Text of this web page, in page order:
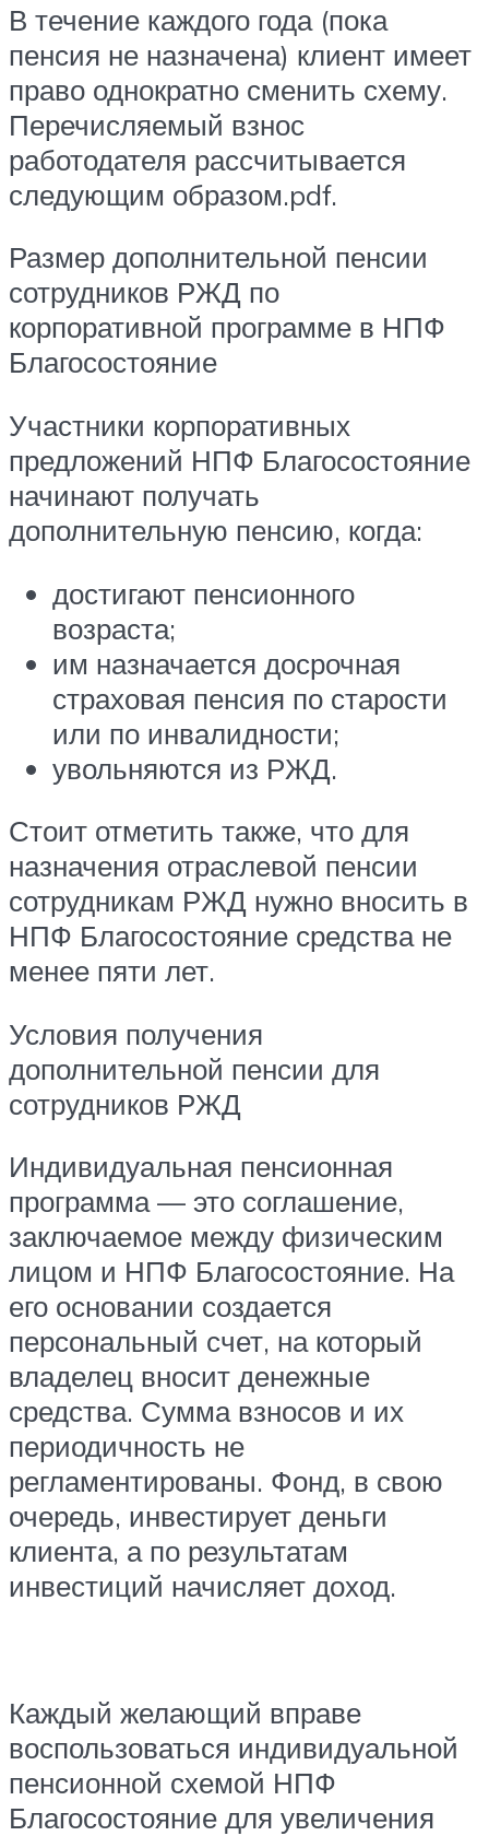
В течение каждого года (пока
пенсия не назначена) клиент имеет
право однократно сменить схему.
Перечисляемый взнос
работодателя рассчитывается
следующим образом.pdf.
Размер дополнительной пенсии
сотрудников РЖД по
корпоративной программе в НПФ
Благосостояние
Участники корпоративных
предложений НПФ Благосостояние
начинают получать
дополнительную пенсию, когда:
достигают пенсионного
возраста;
им назначается досрочная
страховая пенсия по старости
или по инвалидности;
увольняются из РЖД.
Стоит отметить также, что для
назначения отраслевой пенсии
сотрудникам РЖД нужно вносить в
НПФ Благосостояние средства не
менее пяти лет.
Условия получения
дополнительной пенсии для
сотрудников РЖД
Индивидуальная пенсионная
программа — это соглашение,
заключаемое между физическим
лицом и НПФ Благосостояние. На
его основании создается
персональный счет, на который
владелец вносит денежные
средства. Сумма взносов и их
периодичность не
регламентированы. Фонд, в свою
очередь, инвестирует деньги
клиента, а по результатам
инвестиций начисляет доход.
Каждый желающий вправе
воспользоваться индивидуальной
пенсионной схемой НПФ
Благосостояние для увеличения